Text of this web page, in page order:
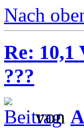
Nach
Re: 10,1
???
von